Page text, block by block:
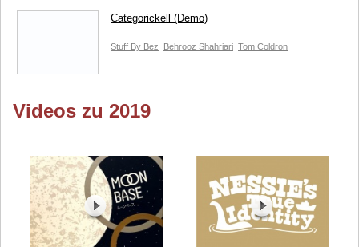
Categorickell (Demo)
Stuff By Bez Behrooz Shahriari Tom Coldron
Videos zu 2019